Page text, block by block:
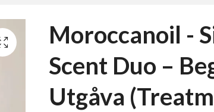
Moroccanoil -
Scent Duo –
Utgåva